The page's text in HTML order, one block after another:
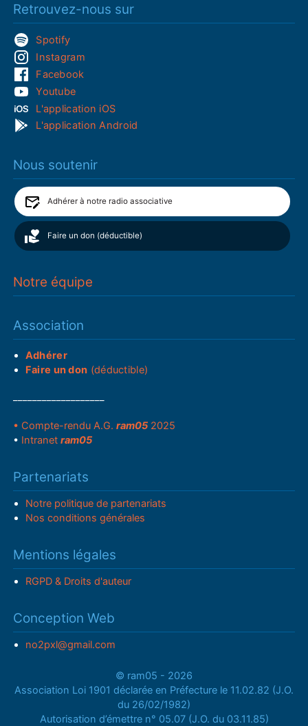
Retrouvez-nous sur
Spotify
Instagram
Facebook
Youtube
L'application iOS
L'application Android
Nous soutenir
Adhérer à notre radio associative
Faire un don (déductible)
Notre équipe
Association
Adhérer
Faire un don (déductible)
• Compte-rendu A.G.ram05 2025
• Intranetram05
Partenariats
Notre politique de partenariats
Nos conditions générales
Mentions légales
RGPD & Droits d'auteur
Conception Web
no2pxl@gmail.com
© ram05 - 2026
Association Loi 1901 déclarée en Préfecture le 11.02.82 (J.O.
du 26/02/1982)
Autorisation d’émettre n° 05.07 (J.O. du 03.11.85)